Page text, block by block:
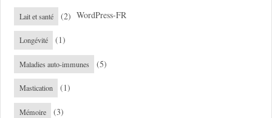
Lait et santé (2)
Longévité (1)
Maladies auto-immunes (5)
Mastication (1)
Mémoire (3)
WordPress-FR